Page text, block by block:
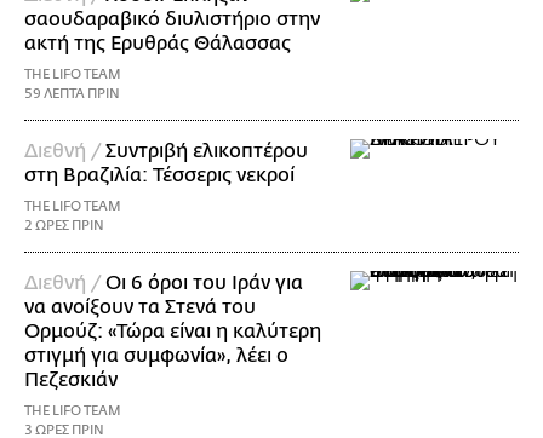
σαουδαραβικό διυλιστήριο στην
ακτή της Ερυθράς Θάλασσας
THE LIFO TEAM
59 ΛΕΠΤΑ ΠΡΙΝ
Διεθνή /Συντριβή ελικοπτέρου
στη Βραζιλία: Τέσσερις νεκροί
THE LIFO TEAM
2 ΩΡΕΣ ΠΡΙΝ
Διεθνή /Οι 6 όροι του Ιράν για
να ανοίξουν τα Στενά του
Ορμούζ: «Τώρα είναι η καλύτερη
στιγμή για συμφωνία», λέει ο
Πεζεσκιάν
THE LIFO TEAM
3 ΩΡΕΣ ΠΡΙΝ